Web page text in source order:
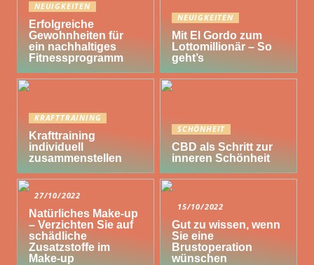
NEUIGKEITEN
Erfolgreiche
Gewohnheiten für
ein nachhaltiges
Fitnessprogramm
NEUIGKEITEN
Mit El Gordo zum
Lottomillionär – So
geht’s
KRAFTTRAINING
Krafttraining
individuell
zusammenstellen
SCHÖNHEIT
CBD als Schritt zur
inneren Schönheit
27/10/2022
Natürliches Make-up
– Verzichten Sie auf
schädliche
Zusatzstoffe im
Make-up
15/10/2022
Gut zu wissen, wenn
Sie eine
Brustoperation
wünschen